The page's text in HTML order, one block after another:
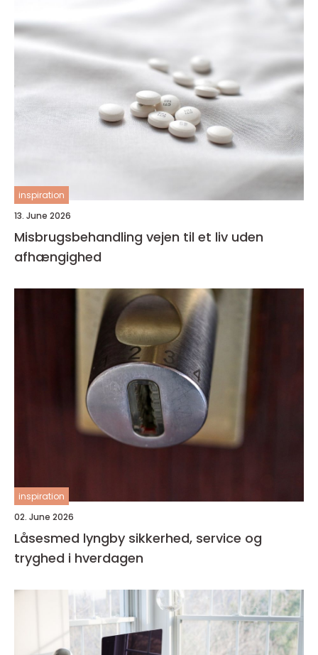
inspiration
13. June 2026
Misbrugsbehandling vejen til et liv uden
afhængighed
inspiration
02. June 2026
Låsesmed lyngby sikkerhed, service og
tryghed i hverdagen